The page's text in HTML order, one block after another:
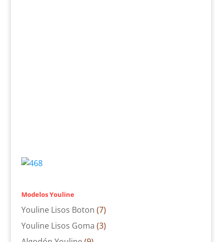
Modelos Youline
Youline Lisos Boton (7)
Youline Lisos Goma (3)